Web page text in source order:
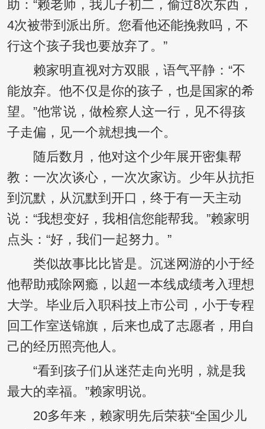
助：“赖老师，我儿子初二，偷过8次东西，
4次被带到派出所。您看他还能挽救吗，不
行这个孩子我也要放弃了。”
赖家明直视对方双眼，语气平静：“不
能放弃。他不仅是你的孩子，也是国家的希
望。”他常说，做检察人这一行，见不得孩
子走偏，见一个就想拽一个。
随后数月，他对这个少年展开密集帮
教：一次次谈心，一次次家访。少年从抗拒
到沉默，从沉默到开口，终于有一天主动
说：“我想变好，我相信您能帮我。”赖家明
点头：“好，我们一起努力。”
类似故事比比皆是。沉迷网游的小于经
他帮助戒除网瘾，以超一本线成绩考入理想
大学。毕业后入职科技上市公司，小于专程
回工作室送锦旗，后来也成了志愿者，用自
己的经历照亮他人。
“看到孩子们从迷茫走向光明，就是我
最大的幸福。”赖家明说。
20多年来，赖家明先后荣获“全国少儿